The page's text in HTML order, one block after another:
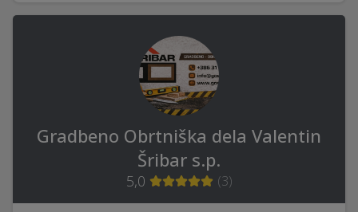
Gradbeno Obrtniška dela Valentin
Šribar s.p.
5,0 (3)